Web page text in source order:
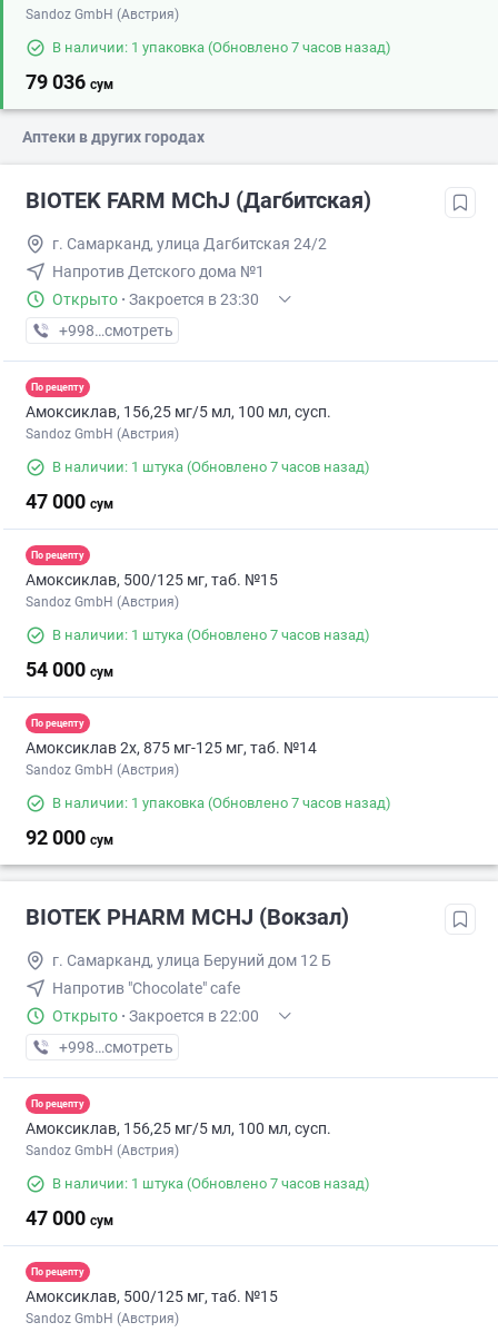
Sandoz GmbH (Австрия)
В наличии: 1 упаковка (Обновлено 7 часов назад)
79 036 сум
Аптеки в других городах
BIOTEK FARM MChJ (Дагбитская)
г. Самарканд, улица Дагбитская 24/2
Напротив Детского дома №1
Открыто · Закроется в 23:30
+998 (90) XXX-XX-XX
смотреть
По рецепту
Амоксиклав, 156,25 мг/5 мл, 100 мл, сусп.
Sandoz GmbH (Австрия)
В наличии: 1 штука (Обновлено 7 часов назад)
47 000 сум
По рецепту
Амоксиклав, 500/125 мг, таб. №15
Sandoz GmbH (Австрия)
В наличии: 1 штука (Обновлено 7 часов назад)
54 000 сум
По рецепту
Амоксиклав 2х, 875 мг-125 мг, таб. №14
Sandoz GmbH (Австрия)
В наличии: 1 упаковка (Обновлено 7 часов назад)
92 000 сум
BIOTEK PHARM MCHJ (Вокзал)
г. Самарканд, улица Беруний дом 12 Б
Напротив "Chocolate" cafe
Открыто · Закроется в 22:00
+998 (90) XXX-XX-XX
смотреть
По рецепту
Амоксиклав, 156,25 мг/5 мл, 100 мл, сусп.
Sandoz GmbH (Австрия)
В наличии: 1 штука (Обновлено 7 часов назад)
47 000 сум
По рецепту
Амоксиклав, 500/125 мг, таб. №15
Sandoz GmbH (Австрия)